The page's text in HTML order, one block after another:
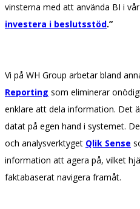
vinsterna med att använda BI i
investera i beslutsstöd.”
Vi på WH Group arbetar bland
Reporting som eliminerar
enklare att dela information. Det
datat på egen hand i systemet.
och analysverktyget Qlik Sense
information att agera på, vilket
faktabaserat navigera framåt.